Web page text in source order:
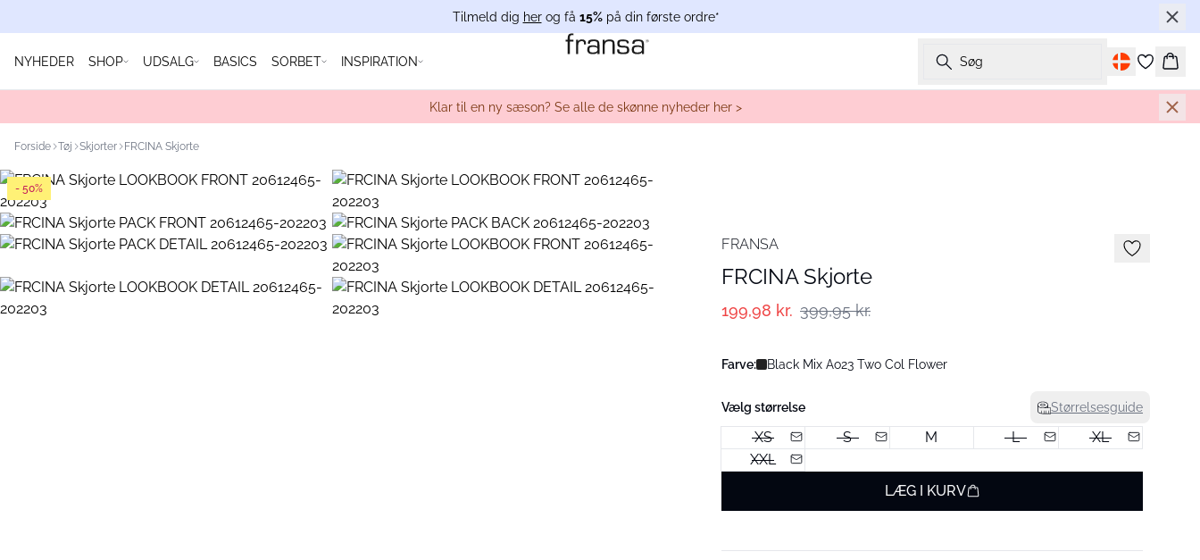
Tilmeld dig herog få 15%på din første ordre*
NYHEDER SHOP UDSALG BASICS SORBET INSPIRATION Søg
Kurv
Klar til en ny sæson? Se alle de skønne nyheder her >
Forside Tøj Skjorter FRCINA Skjorte
- 50%
FRANSA
FRCINA Skjorte
199,98 kr. 399,95 kr.
Farve: Black Mix Ao23 Two Col Flower
Vælg størrelse Størrelsesguide
XS S M L
XL
XXL
LÆG I KURV